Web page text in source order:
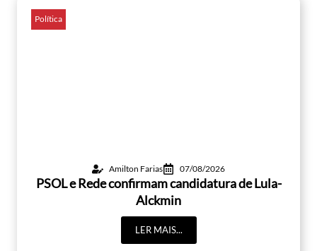
Política
Amilton Farias 07/08/2026
PSOL e Rede confirmam candidatura de Lula-
Alckmin
LER MAIS...